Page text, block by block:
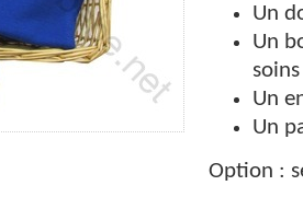
Un
Un
Un
Un
Option :